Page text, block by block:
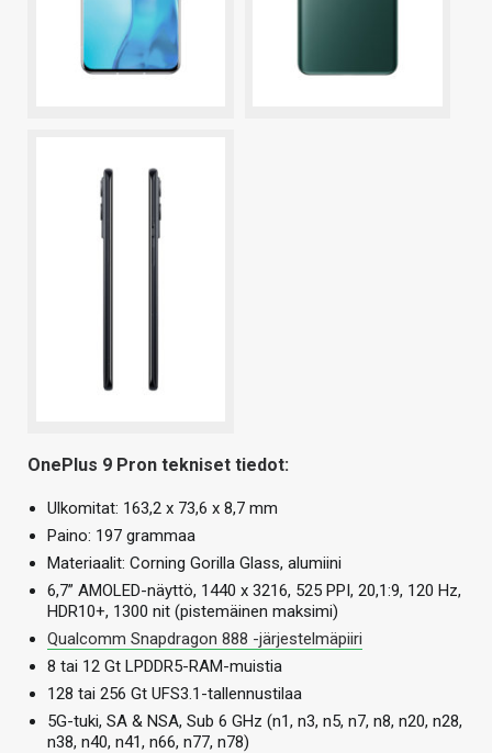
OnePlus 9 Pron tekniset tiedot:
Ulkomitat: 163,2 x 73,6 x 8,7 mm
Paino: 197 grammaa
Materiaalit: Corning Gorilla Glass, alumiini
6,7” AMOLED-näyttö, 1440 x 3216, 525 PPI, 20,1:9, 120 Hz,
HDR10+, 1300 nit (pistemäinen maksimi)
Qualcomm Snapdragon 888 -järjestelmäpiiri
8 tai 12 Gt LPDDR5-RAM-muistia
128 tai 256 Gt UFS3.1-tallennustilaa
5G-tuki, SA & NSA, Sub 6 GHz (n1, n3, n5, n7, n8, n20, n28,
n38, n40, n41, n66, n77, n78)